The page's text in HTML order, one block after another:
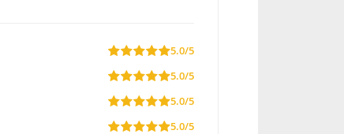
5.0/5
5.0/5
5.0/5
5.0/5